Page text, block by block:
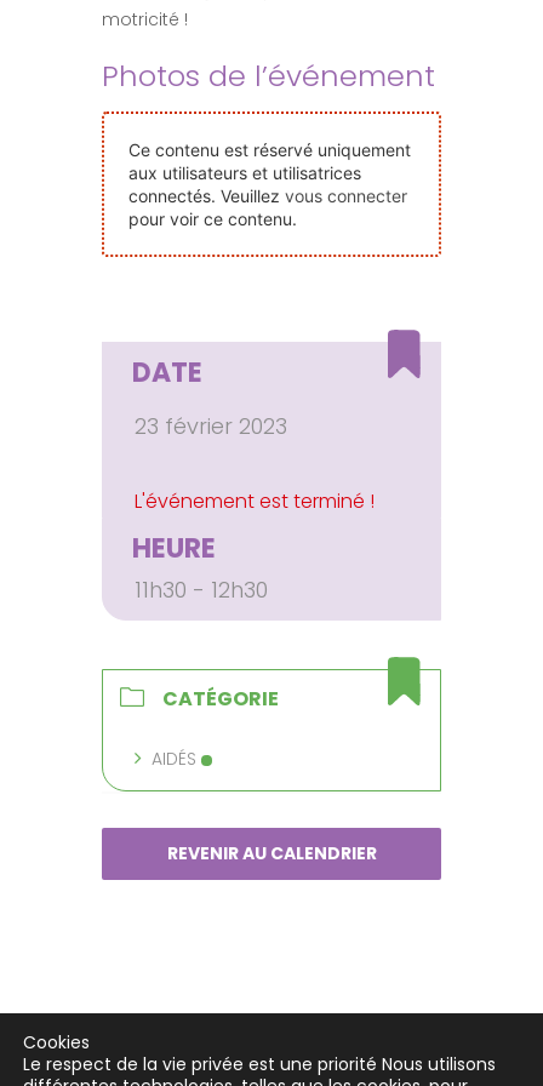
Nos Événements
Devenir Bénévole
Faire Un Don
Connexion-membre
motricité !
Photos de l’événement
Ce contenu est réservé uniquement
aux utilisateurs et utilisatrices
connectés. Veuillez vous connecter
pour voir ce contenu.
DATE
23 février 2023
HEURE
11h30 - 12h30
CATÉGORIE
AIDÉS
REVENIR AU CALENDRIER
Cookies
Le respect de la vie privée est une priorité Nous utilisons